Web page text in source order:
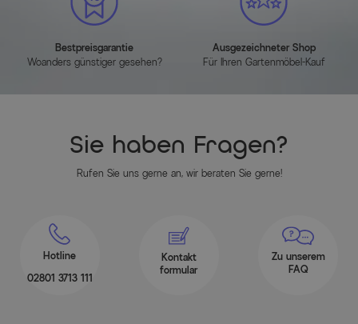
Bestpreisgarantie
Woanders günstiger gesehen?
Ausgezeichneter Shop
Für Ihren Gartenmöbel-Kauf
Sie haben Fragen?
Rufen Sie uns gerne an, wir beraten Sie gerne!
Hotline
02801 3713 111
Kontakt
formular
Zu unserem
FAQ